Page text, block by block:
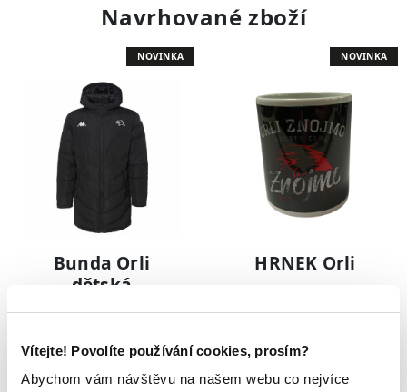
Vítejte! Povolíte používání cookies, prosím?
Abychom vám návštěvu na našem webu co nejvíce
Navrhované zboží
NOVINKA
Bunda Orli
dětská
3 031 Kč
NOVINKA
HRNEK Orli
199 Kč
NOVINKA NOVINKA